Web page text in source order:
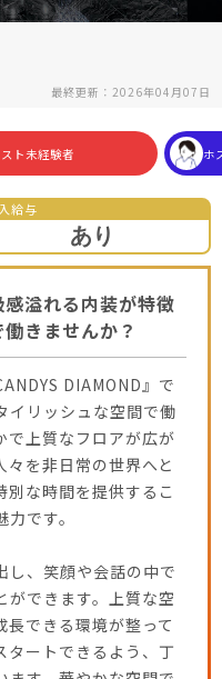
最終更新：2026年04月07日
ト未経験者 ホ
給与
あり
溢れる内装が特徴
きませんか？
DIAMOND』で
イリッシュな空間で働
で上質なフロアが広が
々を非日常の世界へと
な時間を提供するこ
です。
し、笑顔や会話の中で
ができます。上質な空
できる環境が整って
タートできるよう、丁